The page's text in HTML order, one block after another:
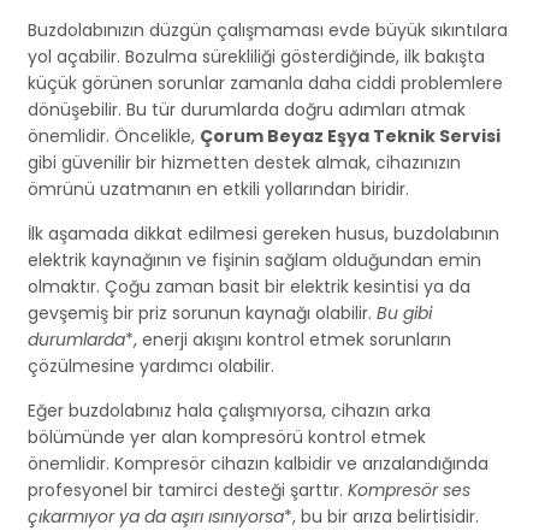
Buzdolabınızın düzgün çalışmaması evde büyük sıkıntılara
yol açabilir. Bozulma sürekliliği gösterdiğinde, ilk bakışta
küçük görünen sorunlar zamanla daha ciddi problemlere
dönüşebilir. Bu tür durumlarda doğru adımları atmak
önemlidir. Öncelikle, Çorum Beyaz Eşya Teknik Servisi
gibi güvenilir bir hizmetten destek almak, cihazınızın
ömrünü uzatmanın en etkili yollarından biridir.
İlk aşamada dikkat edilmesi gereken husus, buzdolabının
elektrik kaynağının ve fişinin sağlam olduğundan emin
olmaktır. Çoğu zaman basit bir elektrik kesintisi ya da
gevşemiş bir priz sorunun kaynağı olabilir. Bu gibi
durumlarda*, enerji akışını kontrol etmek sorunların
çözülmesine yardımcı olabilir.
Eğer buzdolabınız hala çalışmıyorsa, cihazın arka
bölümünde yer alan kompresörü kontrol etmek
önemlidir. Kompresör cihazın kalbidir ve arızalandığında
profesyonel bir tamirci desteği şarttır. Kompresör ses
çıkarmıyor ya da aşırı ısınıyorsa*, bu bir arıza belirtisidir.